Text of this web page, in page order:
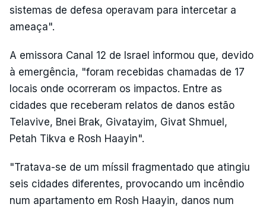
sistemas de defesa operavam para intercetar a
ameaça".
A emissora Canal 12 de Israel informou que, devido
à emergência, "foram recebidas chamadas de 17
locais onde ocorreram os impactos. Entre as
cidades que receberam relatos de danos estão
Telavive, Bnei Brak, Givatayim, Givat Shmuel,
Petah Tikva e Rosh Haayin".
"Tratava-se de um míssil fragmentado que atingiu
seis cidades diferentes, provocando um incêndio
num apartamento em Rosh Haayin, danos num